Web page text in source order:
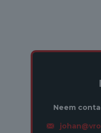
Neem